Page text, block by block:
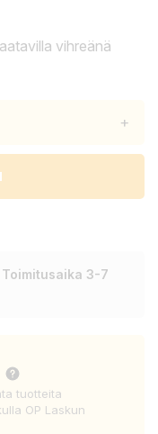
vihreänä
+
3-7
tuotteita
OP Laskun